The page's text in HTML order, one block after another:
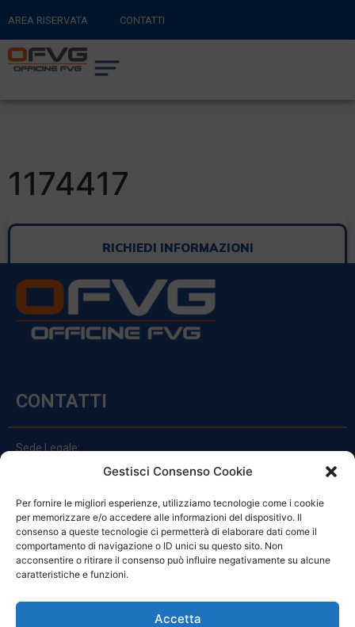
Gestisci Consenso Cookie
Per fornire le migliori esperienze, utilizziamo tecnologie come i cookie
per memorizzare e/o accedere alle informazioni del dispositivo. Il
consenso a queste tecnologie ci permetterà di elaborare dati come il
comportamento di navigazione o ID unici su questo sito. Non
acconsentire o ritirare il consenso può influire negativamente su alcune
caratteristiche e funzioni.
Accetta
AREA RISERVATA CONTATTI
RITORNA AL SITO PRINCIPALE
CARRELLO
1174417
RICHIEDI INFORMAZIONI
CONTATTI
Sede Legale:
Via Principe Di Udine 144
clienti@officinefvg.it
info@officinefvg.it
posta@officinefvgpec.It
ORARI